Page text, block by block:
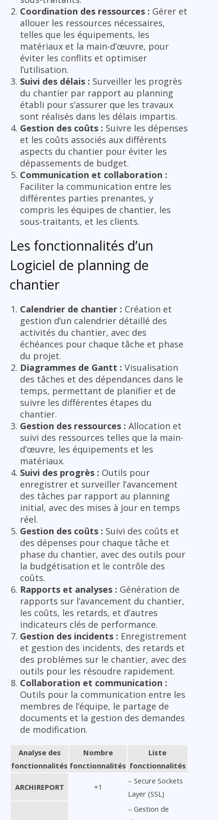
Coordination des ressources : Gérer et
allouer les ressources nécessaires,
telles que les équipements, les
matériaux et la main-d’œuvre, pour
éviter les conflits et optimiser
l’utilisation.
Suivi des délais : Surveiller les progrès
du chantier par rapport au planning
établi pour s’assurer que les travaux
sont réalisés dans les délais impartis.
Gestion des coûts : Suivre les dépenses
et les coûts associés aux différents
aspects du chantier pour éviter les
dépassements de budget.
Communication et collaboration :
Faciliter la communication entre les
différentes parties prenantes, y
compris les équipes de chantier, les
sous-traitants, et les clients.
Les fonctionnalités d’un
Logiciel de planning de
chantier
Calendrier de chantier : Création et
gestion d’un calendrier détaillé des
activités du chantier, avec des
échéances pour chaque tâche et phase
du projet.
Diagrammes de Gantt : Visualisation
des tâches et des dépendances dans le
temps, permettant de planifier et de
suivre les différentes étapes du
chantier.
Gestion des ressources : Allocation et
suivi des ressources telles que la main-
d’œuvre, les équipements et les
matériaux.
Suivi des progrès : Outils pour
enregistrer et surveiller l’avancement
des tâches par rapport au planning
initial, avec des mises à jour en temps
réel.
Gestion des coûts : Suivi des coûts et
des dépenses pour chaque tâche et
phase du chantier, avec des outils pour
la budgétisation et le contrôle des
coûts.
Rapports et analyses : Génération de
rapports sur l’avancement du chantier,
les coûts, les retards, et d’autres
indicateurs clés de performance.
Gestion des incidents : Enregistrement
et gestion des incidents, des retards et
des problèmes sur le chantier, avec des
outils pour les résoudre rapidement.
Collaboration et communication :
Outils pour la communication entre les
membres de l’équipe, le partage de
documents et la gestion des demandes
de modification.
Analyse des
fonctionnalités
Nombre
fonctionnalités
Liste
fonctionnalités
ARCHIREPORT +1
– Secure Sockets
Layer (SSL)
– Gestion de